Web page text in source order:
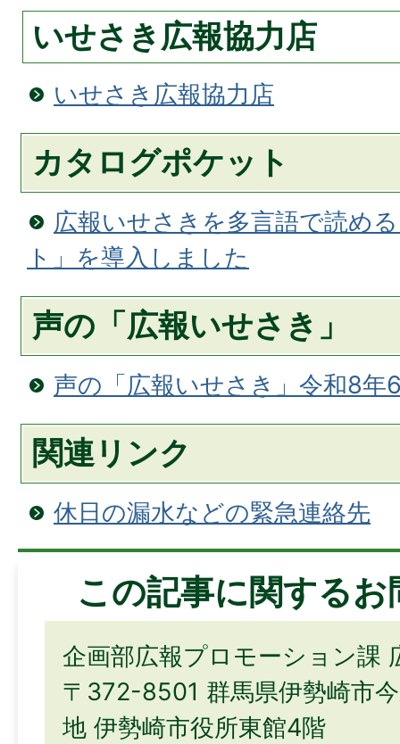
いせさき広報協力店
いせさき広報協力店
カタログポケット
広報いせさきを多言語で読め
ト」を導入しました
声の「広報いせさき」
声の「広報いせさき」令和8年
関連リンク
休日の漏水などの緊急連絡先
この記事に関する
企画部広報プロモーション課
〒372-8501 群馬県伊勢崎市
地 伊勢崎市役所東館4階